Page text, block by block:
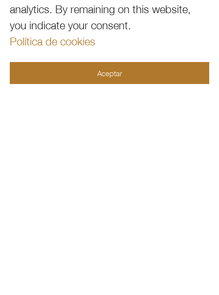
analytics. By remaining on this website,
you indicate your consent.
Política de cookies
Aceptar
CONTÁCTENOS